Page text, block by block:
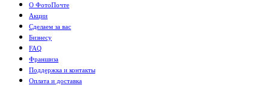
О ФотоПочте
Акции
Сделаем за вас
Бизнесу
FAQ
Франшиза
Поддержка и контакты
Оплата и доставка